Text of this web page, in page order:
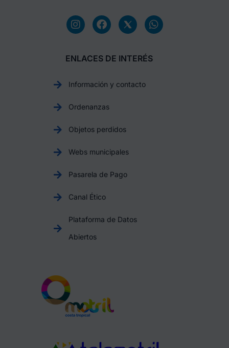
ENLACES DE INTERÉS
Información y contacto
Ordenanzas
Objetos perdidos
Webs municipales
Pasarela de Pago
Canal Ético
Plataforma de Datos
Abiertos